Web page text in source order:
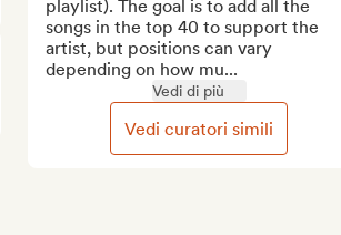
playlist). The goal is to add all the
songs in the top 40 to support the
artist, but positions can vary
depending on how mu...
Vedi di più
Vedi curatori simili